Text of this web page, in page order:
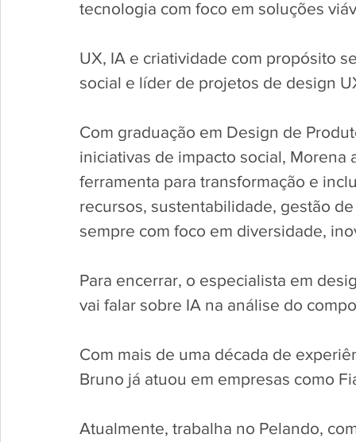
tecnologia com foco em soluções
UX, IA e criatividade com propósito
social e líder de projetos de design
Com graduação em Design de
iniciativas de impacto social,
ferramenta para transformação e
recursos, sustentabilidade, gestão
sempre com foco em diversidade,
Para encerrar, o especialista em
vai falar sobre IA na análise do
Com mais de uma década de
Bruno já atuou em empresas como
Atualmente, trabalha no Pelando,